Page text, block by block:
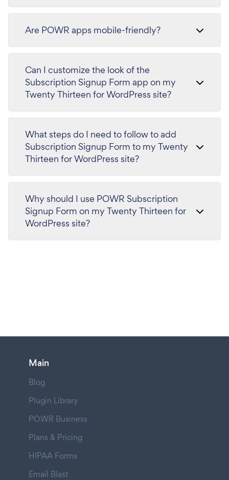
Are POWR apps mobile-friendly?
Can I customize the look of the
Subscription Signup Form app on my
Twenty Thirteen for WordPress site?
What steps do I need to follow to add
Subscription Signup Form to my Twenty
Thirteen for WordPress site?
Why should I use POWR Subscription
Signup Form on my Twenty Thirteen for
WordPress site?
Main
Blog
Plugin Library
POWR Business
Plans & Pricing
HIPAA Forms
Email Blast